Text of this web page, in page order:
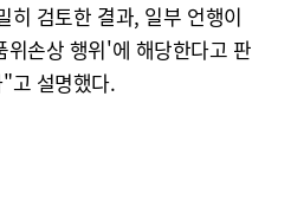
히 검토한 결과, 일부 언행이
손상 행위'에 해당한다고 판
고 설명했다.